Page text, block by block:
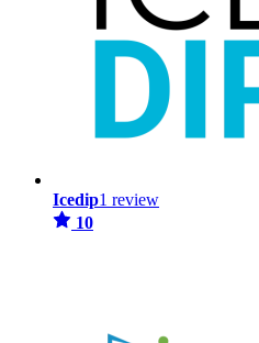
Icedip1 review
10